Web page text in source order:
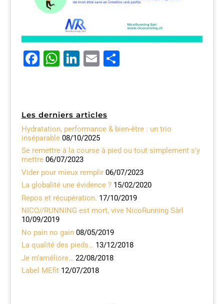
F
e
b
o
o
k
W
s
A
p
p
Li
dI
n
E P
er
Les derniers articles
Hydratation, performance & bien-être : un trio
inséparable 08/10/2025
Se remettre à la course à pied ou tout simplement s’y
mettre 06/07/2023
Vider pour mieux remplir 06/07/2023
La globalité une évidence ? 15/02/2020
Repos et récupération. 17/10/2019
NICO//RUNNING est mort, vive NicoRunning Sàrl
10/09/2019
No pain no gain 08/05/2019
La qualité des pieds… 13/12/2018
Je m’améliore… 22/08/2018
Label MEfit 12/07/2018